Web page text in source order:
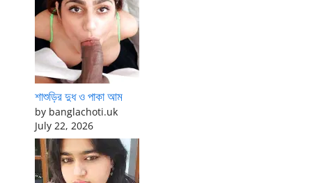
শাশুড়ির দুধ ও পাকা আম
by banglachoti.uk
July 22, 2026